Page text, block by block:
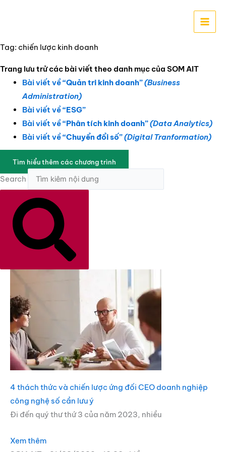
dung
Tag: chiến lược kinh doanh
Trang lưu trử các bài viết theo danh mục của SOM AIT
Bài viết về“Quản tri kinh doanh”(Business
Administration)
Bài viết về“ESG”
Bài viết về“Phân tích kinh doanh”(Data Analytics)
Bài viết về“Chuyển đổi số”(Digital Tranformation)
Tìm hiểu thêm các chương trình
Search
4 thách thức và chiến lược ứng đối CEO doanh nghiệp
công nghệ số cần lưu ý
Đi đến quý thư thứ 3 của năm 2023, nhiều
Xem thêm